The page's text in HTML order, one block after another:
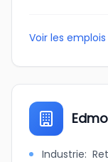
Voir les
Industrie: